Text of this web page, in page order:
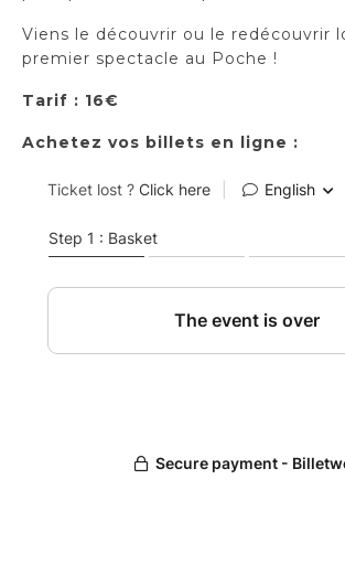
Viens le découvrir ou le redécouvrir
premier spectacle au Poche !
Tarif : 16€
Achetez vos billets en ligne :